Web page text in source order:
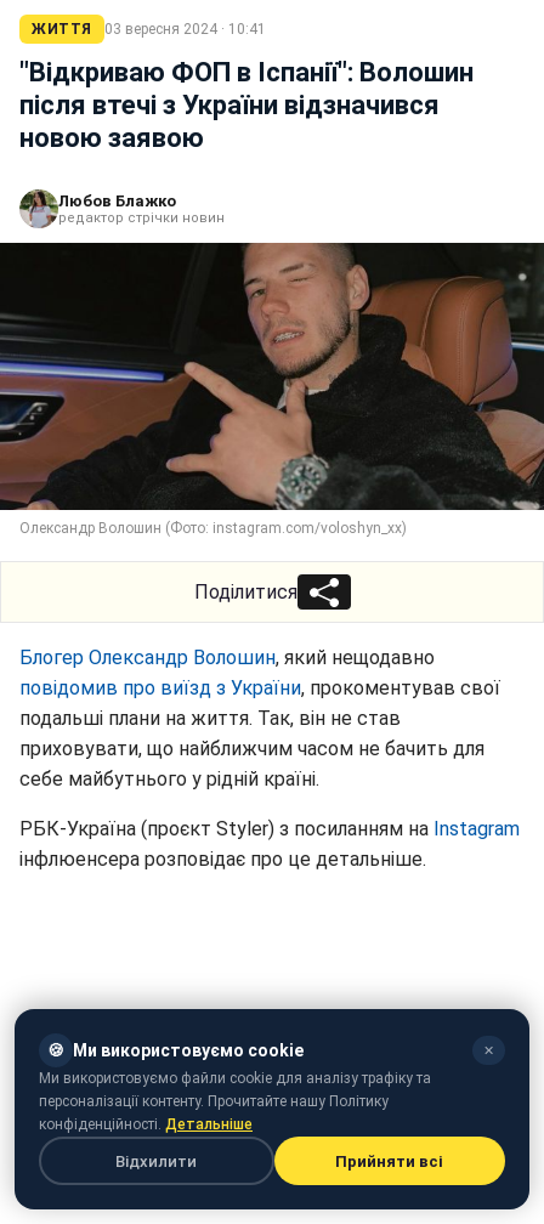
ЖИТТЯ 03 вересня 2024 · 10:41
"Відкриваю ФОП в Іспанії": Волошин
після втечі з України відзначився
новою заявою
Любов Блажко
редактор стрічки новин
Олександр Волошин (Фото: instagram.com/voloshyn_xx)
Поділитися
Блогер Олександр Волошин, який нещодавно
повідомив про виїзд з України, прокоментував свої
подальші плани на життя. Так, він не став
приховувати, що найближчим часом не бачить для
себе майбутнього у рідній країні.
РБК-Україна (проєкт Styler) з посиланням на Instagram
інфлюенсера розповідає про це детальніше.
🍪 Ми використовуємо cookie ✕
Ми використовуємо файли cookie для аналізу трафіку та
персоналізації контенту. Прочитайте нашу Політику
конфіденційності. Детальніше
Відхилити Прийняти всі